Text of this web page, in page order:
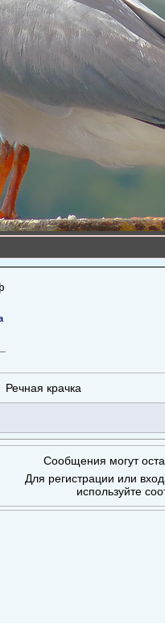
Речная крачка
Сообщения могут
Для регистрации или
используйте